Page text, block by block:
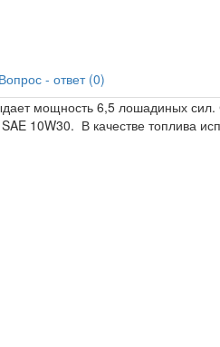
Вопрос - ответ (0)
мощность 6,5 лошадиных сил.
10W30. В качестве топлива